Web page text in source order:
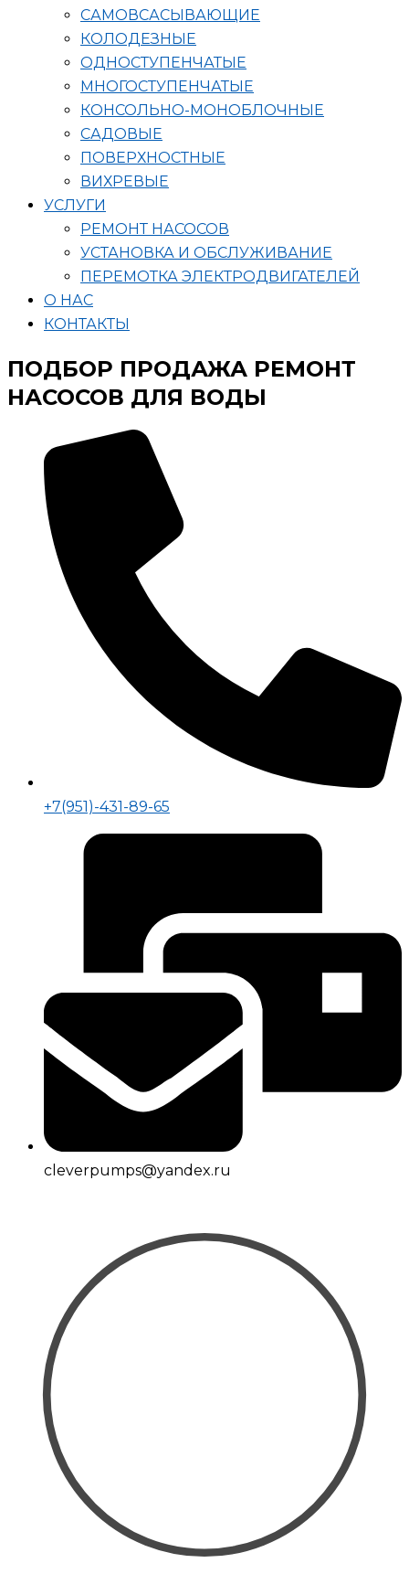
САМОВСАСЫВАЮЩИЕ
КОЛОДЕЗНЫЕ
ОДНОСТУПЕНЧАТЫЕ
МНОГОСТУПЕНЧАТЫЕ
КОНСОЛЬНО-МОНОБЛОЧНЫЕ
САДОВЫЕ
ПОВЕРХНОСТНЫЕ
ВИХРЕВЫЕ
УСЛУГИ
РЕМОНТ НАСОСОВ
УСТАНОВКА И ОБСЛУЖИВАНИЕ
ПЕРЕМОТКА ЭЛЕКТРОДВИГАТЕЛЕЙ
О НАС
КОНТАКТЫ
ПОДБОР ПРОДАЖА РЕМОНТ
НАСОСОВ ДЛЯ ВОДЫ
+7(951)-431-89-65
cleverpumps@yandex.ru